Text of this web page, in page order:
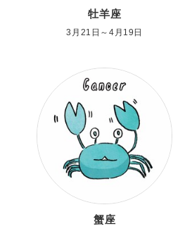
牡羊座
3月21日～4月19日
蟹座